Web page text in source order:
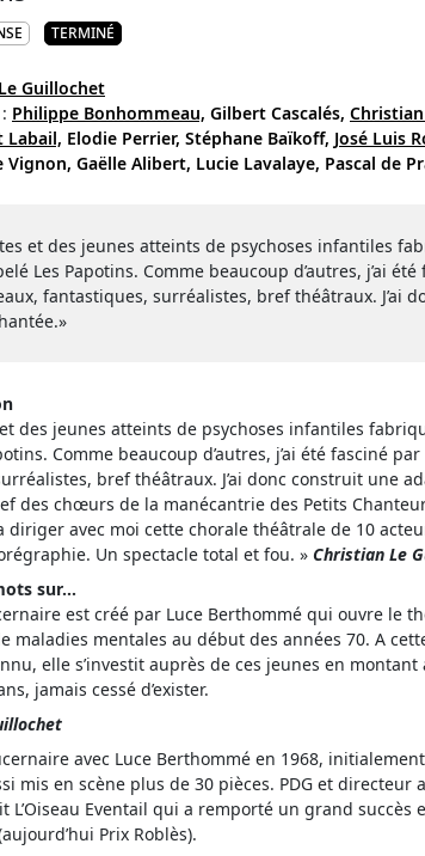
TERMINÉ
Guillochet
Philippe Bonhommeau, Gilbert Cascalés,
Labail, Elodie Perrier, Stéphane Baïkoff, José Luis
Vignon, Gaëlle Alibert, Lucie Lavalaye, Pascal de
et des jeunes atteints de psychoses infantiles
Les Papotins. Comme beaucoup d’autres, j’ai
fantastiques, surréalistes, bref théâtraux. J’ai
des jeunes atteints de psychoses infantiles
Comme beaucoup d’autres, j’ai été fasciné
bref théâtraux. J’ai donc construit une
des chœurs de la manécantrie des Petits
diriger avec moi cette chorale théâtrale de 10
Un spectacle total et fou. » Christian Le
sur…
est créé par Luce Berthommé qui ouvre le
maladies mentales au début des années 70. A
elle s’investit auprès de ces jeunes en
jamais cessé d’exister.
avec Luce Berthommé en 1968,
mis en scène plus de 30 pièces. PDG et
L’Oiseau Eventail qui a remporté un grand
Prix Roblès).